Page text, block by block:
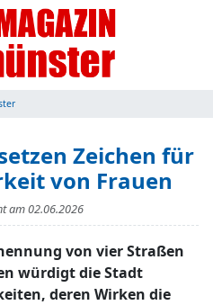
Zeichen für
von Frauen
am02.06.2026
von vier Straßen
würdigt die Stadt
deren Wirken die